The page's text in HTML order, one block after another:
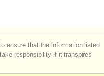
ensure that the information listed
responsibility if it transpires